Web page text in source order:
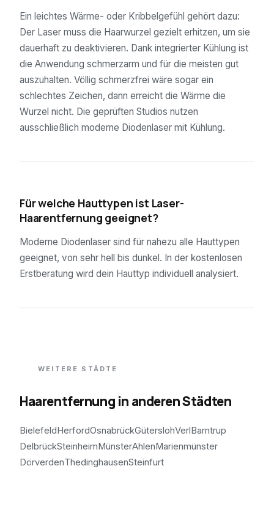
Ein leichtes Wärme- oder Kribbelgefühl gehört dazu:
Der Laser muss die Haarwurzel gezielt erhitzen, um sie
dauerhaft zu deaktivieren. Dank integrierter Kühlung ist
die Anwendung schmerzarm und für die meisten gut
auszuhalten. Völlig schmerzfrei wäre sogar ein
schlechtes Zeichen, dann erreicht die Wärme die
Wurzel nicht. Die geprüften Studios nutzen
ausschließlich moderne Diodenlaser mit Kühlung.
Für welche Hauttypen ist Laser-
Haarentfernung geeignet?
Moderne Diodenlaser sind für nahezu alle Hauttypen
geeignet, von sehr hell bis dunkel. In der kostenlosen
Erstberatung wird dein Hauttyp individuell analysiert.
WEITERE STÄDTE
Haarentfernung in anderen Städten
BielefeldHerfordOsnabrückGüterslohVerlBarntrup
DelbrückSteinheimMünsterAhlenMarienmünster
DörverdenThedinghausenSteinfurt